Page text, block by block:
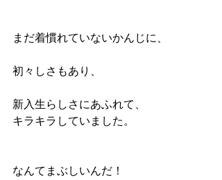
まだ着慣れていないかんじに、
初々しさもあり、
新入生らしさにあふれて、
キラキラしていました。
なんてまぶしいんだ！